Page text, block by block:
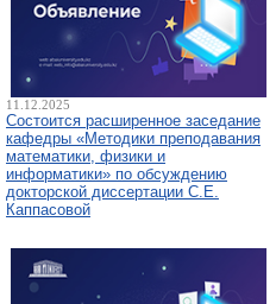
11.12.2025
Состоится расширенное заседание
кафедры «Методики преподавания
математики, физики и
информатики» по обсуждению
докторской диссертации С.Е.
Каппасовой